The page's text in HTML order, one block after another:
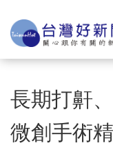
長期打鼾
微創手術